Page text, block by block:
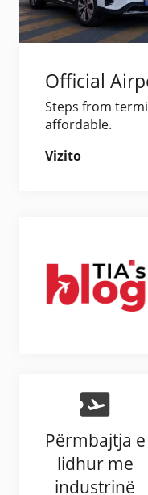
Official
Steps from
affordable.
Vizito
Përmbajtja e
lidhur me
industrinë